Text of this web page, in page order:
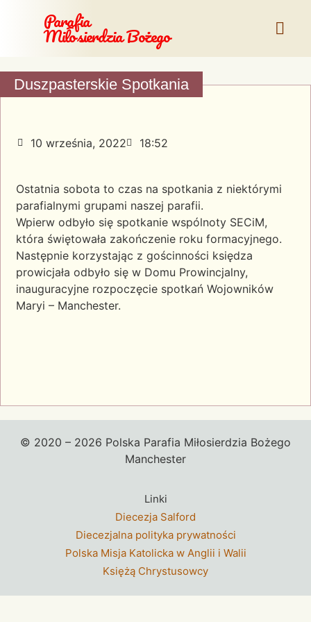
Parafia
Miłosierdzia Bożego
Duszpasterskie Spotkania
10 września, 2022 18:52
Ostatnia sobota to czas na spotkania z niektórymi
parafialnymi grupami naszej parafii.
Wpierw odbyło się spotkanie wspólnoty SECiM,
która świętowała zakończenie roku formacyjnego.
Następnie korzystając z gościnności księdza
prowicjała odbyło się w Domu Prowincjalny,
inauguracyjne rozpoczęcie spotkań Wojowników
Maryi – Manchester.
© 2020 – 2026 Polska Parafia Miłosierdzia Bożego
Manchester
Linki
Diecezja Salford
Diecezjalna polityka prywatności
Polska Misja Katolicka w Anglii i Walii
Księżą Chrystusowcy